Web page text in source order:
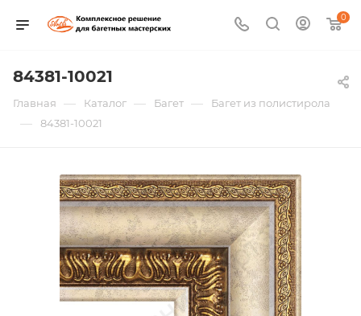
0
84381-10021
Главная — Каталог — Багет — Багет из полистирола
— 84381-10021